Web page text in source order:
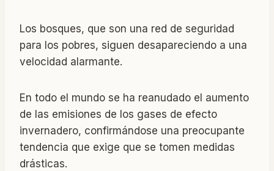
Los bosques, que son una red de seguridad
para los pobres, siguen desapareciendo a una
velocidad alarmante.
En todo el mundo se ha reanudado el aumento
de las emisiones de los gases de efecto
invernadero, confirmándose una preocupante
tendencia que exige que se tomen medidas
drásticas.